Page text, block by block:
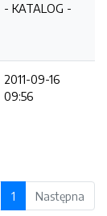
- KATALOG -
2011-09-16
09:56
1 Następna